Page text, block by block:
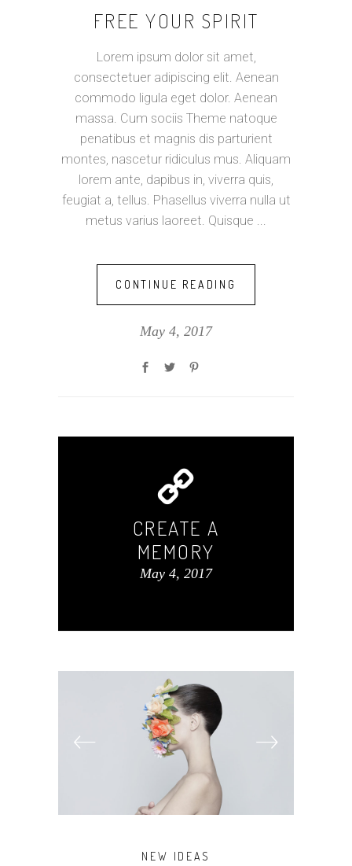
FREE YOUR SPIRIT
Lorem ipsum dolor sit amet,
consectetuer adipiscing elit. Aenean
commodo ligula eget dolor. Aenean
massa. Cum sociis Theme natoque
penatibus et magnis dis parturient
montes, nascetur ridiculus mus. Aliquam
lorem ante, dapibus in, viverra quis,
feugiat a, tellus. Phasellus viverra nulla ut
metus varius laoreet. Quisque
CONTINUE READING
May 4, 2017
CREATE A
MEMORY
May 4, 2017
NEW IDEAS